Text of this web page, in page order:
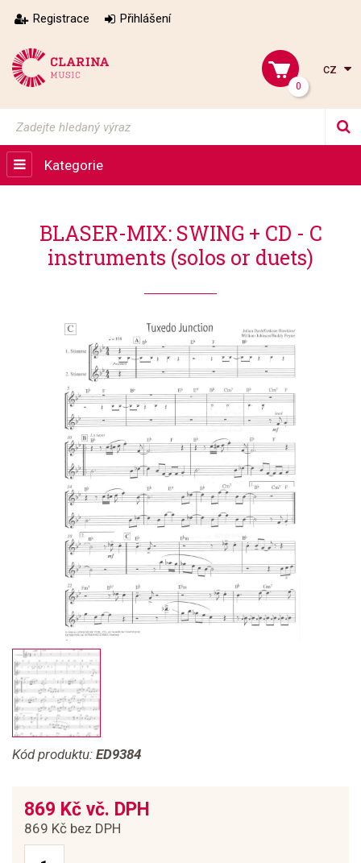
Registrace Přihlášení
0
cz
Kategorie
BLASER-MIX: SWING + CD - C
instruments (solos or duets)
Kód produktu: ED9384
869 Kč vč. DPH
869 Kč bez DPH